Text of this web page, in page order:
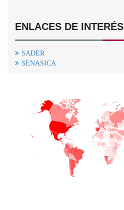
ENLACES DE INTERÉS
SADER
SENASICA